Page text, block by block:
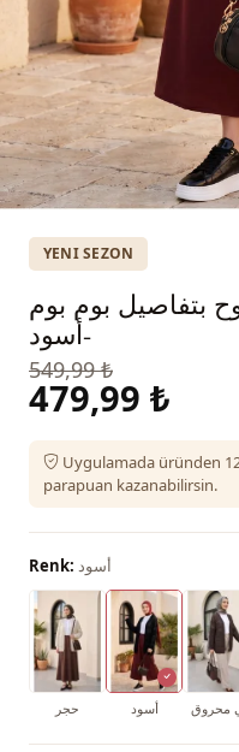
YENI SEZON
بتفاصيل بوم بوم
-أسود
549,99 ₺
479,99 ₺
Uygulamada üründen
parapuan kazanabilirsin.
Renk: أسود
حجر أسود محروق